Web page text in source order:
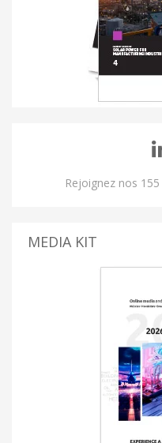
Rejoignez nos
MEDIA KIT